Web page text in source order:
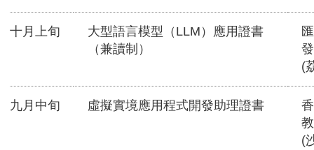
十月上旬
大型語言模型（LLM）應用證書
（兼讀制）
(
九月中旬 虛擬實境應用程式開發助理證書
(